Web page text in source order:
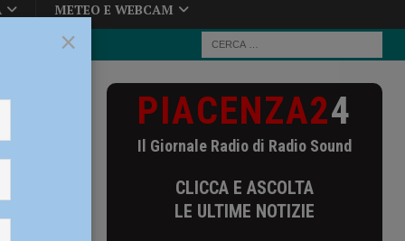
METEO E WEBCAM
piazza
in
PIACENZA24
Il Giornale Radio di Radio Sound
CLICCA E ASCOLTA
LE ULTIME NOTIZIE
×